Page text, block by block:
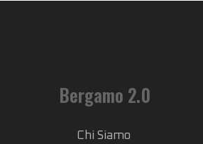
Bergamo 2.0
Chi Siamo